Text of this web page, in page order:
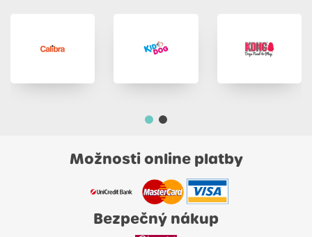
Možnosti online platby
Bezpečný nákup